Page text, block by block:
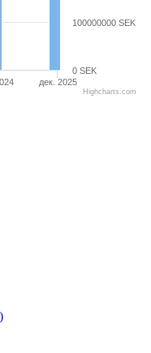
дек. 2025
0 SEK
100000000 SEK
Highcharts.com